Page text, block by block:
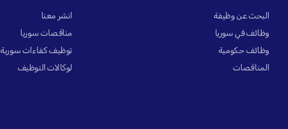
البحث عن وظيفة
وظائف في سوريا
وظائف حكومية
المناقصات
انشر معنا
مناقصات سوريا
توظيف كفاءات سورية
لوكالات التوظيف